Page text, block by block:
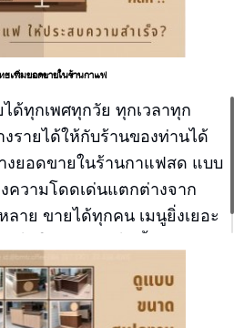
ธเพิ่มยอดขายในร้านกาแฟ
ด้ทุกเพศทุกวัย ทุกเวลาทุก
งรายได้ให้กับร้านของท่านได้
งยอดขายในร้านกาแฟสด แบบ
ความโดดเด่นแตกต่างจาก
ลาย ขายได้ทุกคน เมนูยิ่งเยอะ